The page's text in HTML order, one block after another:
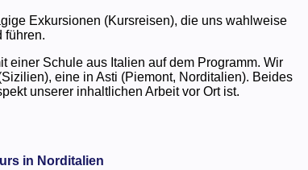
Exkursionen (Kursreisen), die uns wahlweise
führen.
einer Schule aus Italien auf dem Programm. Wir
eine in Asti (Piemont, Norditalien). Beides
unserer inhaltlichen Arbeit vor Ort ist.
in Norditalien